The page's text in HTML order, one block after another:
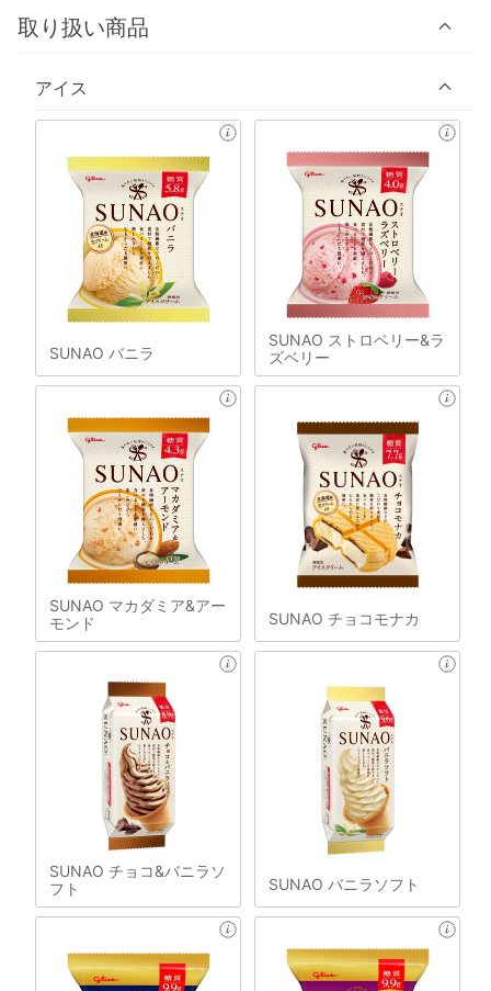
取り扱い商品
アイス
SUNAO バニラ
SUNAO ストロベリー&ラ
ズベリー
SUNAO マカダミア&アー
モンド
SUNAO チョコモナカ
SUNAO チョコ&バニラソ
フト
SUNAO バニラソフト